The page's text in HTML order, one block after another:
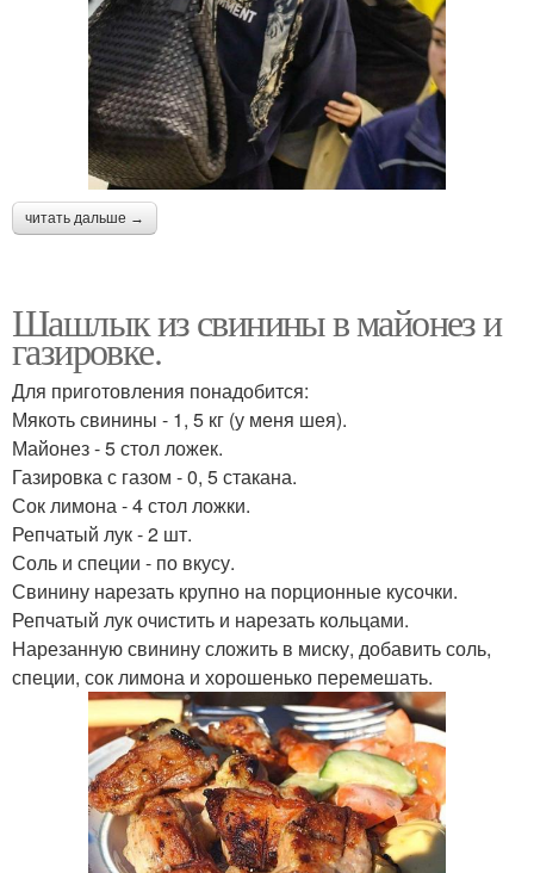
читать дальше →
Шашлык из свинины в майонез и
газировке.
Для приготовления понадобится:
Мякоть свинины - 1, 5 кг (у меня шея).
Майонез - 5 стол ложек.
Газировка с газом - 0, 5 стакана.
Сок лимона - 4 стол ложки.
Репчатый лук - 2 шт.
Соль и специи - по вкусу.
Свинину нарезать крупно на порционные кусочки.
Репчатый лук очистить и нарезать кольцами.
Нарезанную свинину сложить в миску, добавить соль,
специи, сок лимона и хорошенько перемешать.